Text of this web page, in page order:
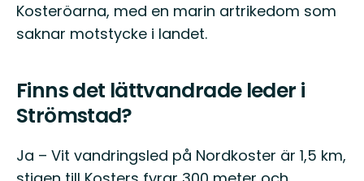
Kosteröarna, med en marin artrikedom som
saknar motstycke i landet.
Finns det lättvandrade leder i
Strömstad?
Ja – Vit vandringsled på Nordkoster är 1,5 km,